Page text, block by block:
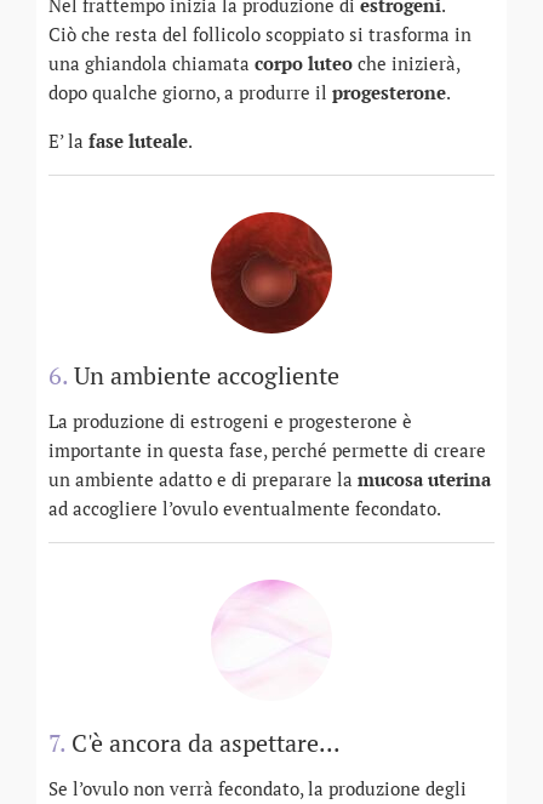
Nel frattempo inizia la produzione di estrogeni.
Ciò che resta del follicolo scoppiato si trasforma in
una ghiandola chiamata corpo luteo che inizierà,
dopo qualche giorno, a produrre il progesterone.
E’ la fase luteale.
6. Un ambiente accogliente
La produzione di estrogeni e progesterone è
importante in questa fase, perché permette di creare
un ambiente adatto e di preparare la mucosa uterina
ad accogliere l’ovulo eventualmente fecondato.
7. C'è ancora da aspettare...
Se l’ovulo non verrà fecondato, la produzione degli